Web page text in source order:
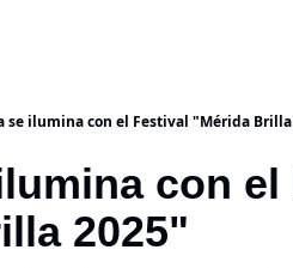
se ilumina con el Festival "Mérida Brilla
con el
2025"